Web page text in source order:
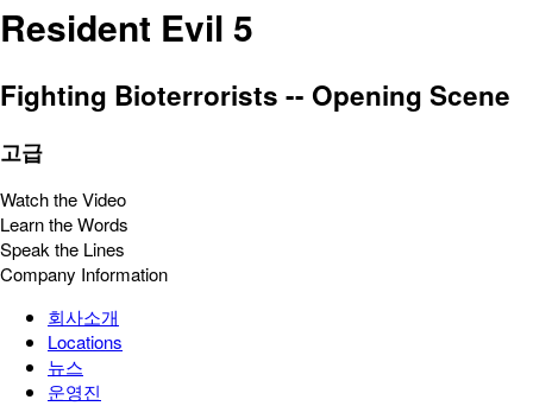
Resident Evil 5
Fighting Bioterrorists -- Opening Scene
고급
Watch the Video
Learn the Words
Speak the Lines
Company Information
회사소개
Locations
뉴스
운영진